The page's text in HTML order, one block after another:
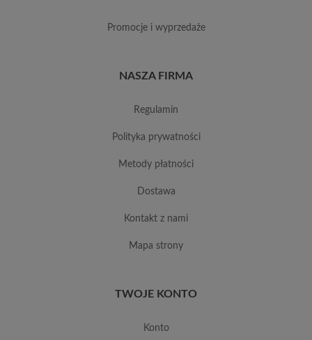
promocje i wyprzedaże
NASZA FIRMA
regulamin
polityka prywatności
metody płatności
dostawa
kontakt z nami
mapa strony
TWOJE KONTO
konto